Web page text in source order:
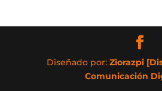
Diseñado por:Ziorazpi
Comunicación